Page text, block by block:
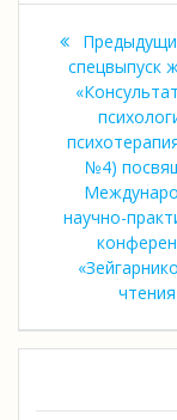
спецвыпуск
№4)
научно-